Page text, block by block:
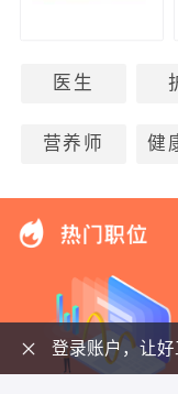
医生
营养师 健
登录账户，让